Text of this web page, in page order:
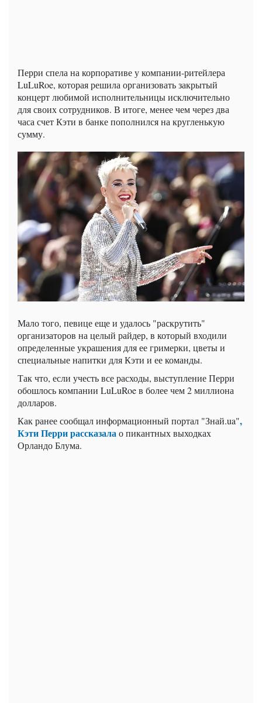
Перри спела на корпоративе у компании-ритейлера
LuLuRoe, которая решила организовать закрытый
концерт любимой исполнительницы исключительно
для своих сотрудников. В итоге, менее чем через два
часа счет Кэти в банке пополнился на кругленькую
сумму.
Мало того, певице еще и удалось "раскрутить"
организаторов на целый райдер, в который входили
определенные украшения для ее гримерки, цветы и
специальные напитки для Кэти и ее команды.
Так что, если учесть все расходы, выступление Перри
обошлось компании LuLuRoe в более чем 2 миллиона
долларов.
Как ранее сообщал информационный портал "Знай.ua",
Кэти Перри рассказалао пикантных выходках
Орландо Блума.